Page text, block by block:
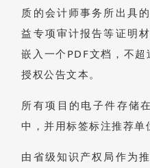
质的会计师事务所出具
益专项审计报告等证明
嵌入一个PDF文档，不
授权公告文本。
所有项目的电子件存储
中，并用标签标注推荐单
由省级知识产权局作为